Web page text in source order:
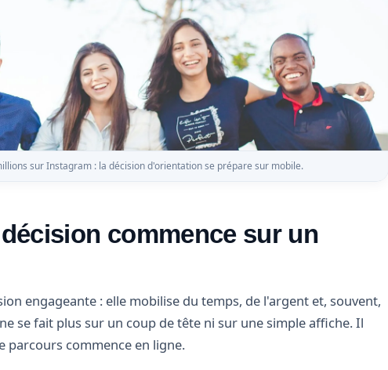
sur Instagram : la décision d'orientation se prépare sur mobile.
commence sur un
engageante : elle mobilise du temps, de l'argent et, souvent,
se fait plus sur un coup de tête ni sur une simple affiche. Il
parcours commence en ligne.